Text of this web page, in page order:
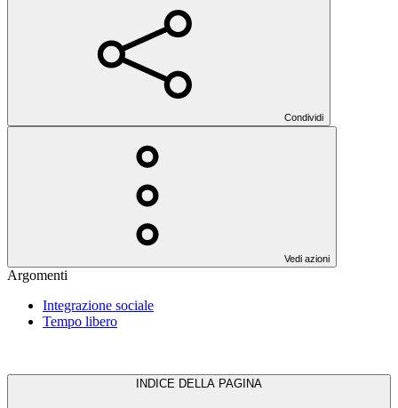
Condividi
Vedi azioni
Argomenti
Integrazione sociale
Tempo libero
INDICE DELLA PAGINA